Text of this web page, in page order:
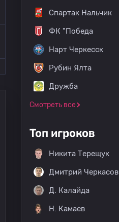
Спартак Нальчик
ФК "Победа
Нарт Черкесск
Рубин Ялта
Дружба
Смотреть все
Топ игроков
Никита Терещук
Дмитрий Черкасов
Д. Калайда
Н. Камаев